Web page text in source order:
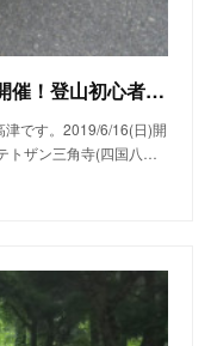
イベントレポート 2019/6/16(日)開催！登山初心者限定山デビュー 春のハジメテトザン 三角寺～奥の院道
津です。2019/6/16(日)開
トザン三角寺(四国八…